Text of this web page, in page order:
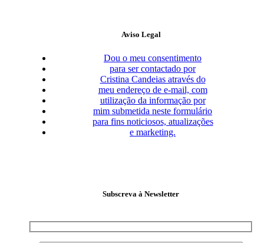
Aviso Legal
Dou o meu consentimento
para ser contactado por
Cristina Candeias através do
meu endereço de e-mail, com
utilização da informação por
mim submetida neste formulário
para fins noticiosos, atualizações
e marketing.
Subscreva à Newsletter